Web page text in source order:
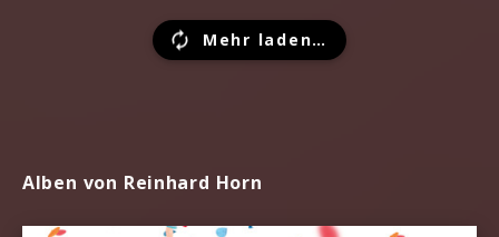
Mehr laden…
Alben von Reinhard Horn